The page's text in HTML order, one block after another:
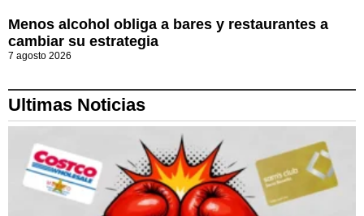
Menos alcohol obliga a bares y restaurantes a
cambiar su estrategia
7 agosto 2026
Ultimas Noticias